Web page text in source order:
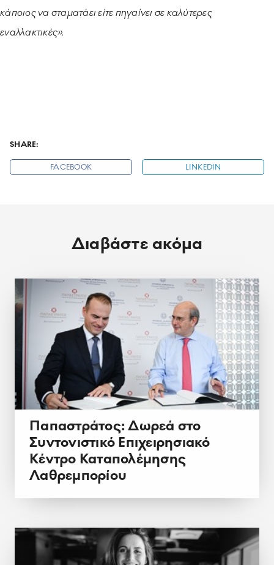
κάποιος να σταματάει είτε πηγαίνει σε καλύτερες
εναλλακτικές».
SHARE:
FACEBOOK LINKEDIN
Διαβάστε ακόμα
Παπαστράτος: Δωρεά στο
Συντονιστικό Επιχειρησιακό
Κέντρο Καταπολέμησης
Λαθρεμπορίου